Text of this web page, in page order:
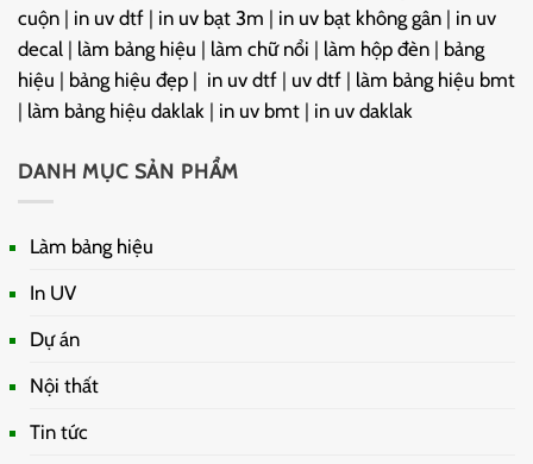
cuộn | in uv dtf | in uv bạt 3m | in uv bạt không gân | in uv
decal | làm bảng hiệu | làm chữ nổi | làm hộp đèn | bảng
hiệu | bảng hiệu đẹp | in uv dtf | uv dtf | làm bảng hiệu bmt
| làm bảng hiệu daklak | in uv bmt | in uv daklak
DANH MỤC SẢN PHẨM
Làm bảng hiệu
In UV
Dự án
Nội thất
Tin tức